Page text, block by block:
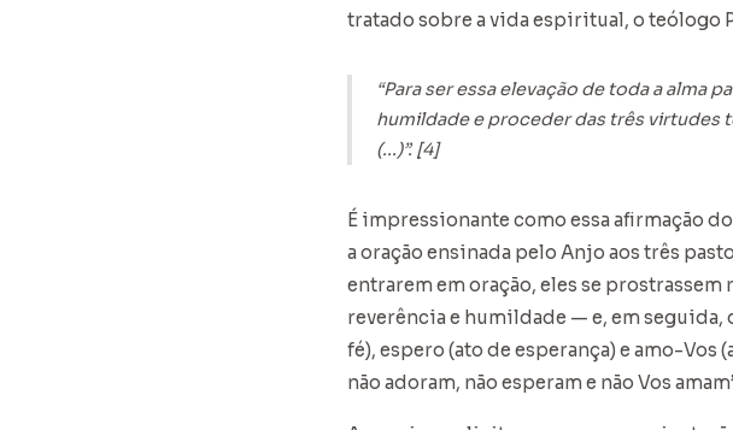
tratado sobre a vida espiritual, o teólogo
“Para ser essa elevação de toda a alma
humildade e proceder das três virtudes
(...)”. [4]
É impressionante como essa afirmação
a oração ensinada pelo Anjo aos três
entrarem em oração, eles se
reverência e humildade — e, em seguida,
fé), espero (ato de esperança) e amo-Vos
não adoram, não esperam e não Vos